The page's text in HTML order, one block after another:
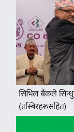
सिभिल बैंकले
(तस्बिरहरूसहित)